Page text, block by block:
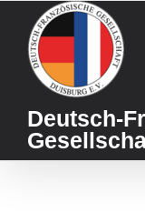
content
Deutsch-